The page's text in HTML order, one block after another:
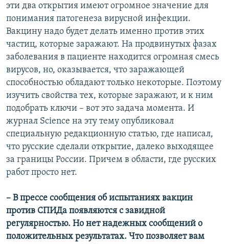
эти два открытия имеют огромное значение для
понимания патогенеза вирусной инфекции.
Вакцину надо будет делать именно против этих
частиц, которые заражают. На продвинутых фазах
заболевания в пациенте находится огромная смесь
вирусов, но, оказывается, что заражающей
способностью обладают только некоторые. Поэтому
изучить свойства тех, которые заражают, и к ним
подобрать ключи – вот это задача момента. И
журнал Science на эту тему опубликовал
специальную редакционную статью, где написал,
что русские сделали открытие, далеко выходящее
за границы России. Причем в области, где русских
работ просто нет.
– В прессе сообщения об испытаниях вакцин
против СПИДа появляются с завидной
регулярностью. Но нет надежных сообщений о
положительных результатах. Что позволяет вам